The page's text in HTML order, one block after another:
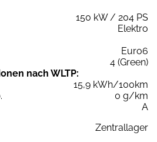
150 kW / 204 PS
Elektro
Euro6
4 (Green)
nach WLTP:
15,9 kWh/100km
0 g/km
A
Zentrallager